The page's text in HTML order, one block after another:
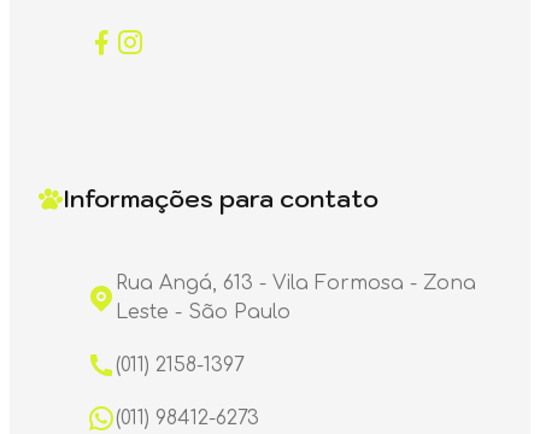
Informações para contato
Rua Angá, 613 - Vila Formosa - Zona
Leste - São Paulo
(011) 2158-1397
(011) 98412-6273